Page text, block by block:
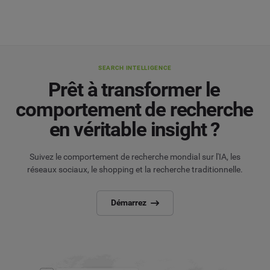
SEARCH INTELLIGENCE
Prêt à transformer le
comportement de recherche
en véritable insight ?
Suivez le comportement de recherche mondial sur l'IA, les
réseaux sociaux, le shopping et la recherche traditionnelle.
Démarrez